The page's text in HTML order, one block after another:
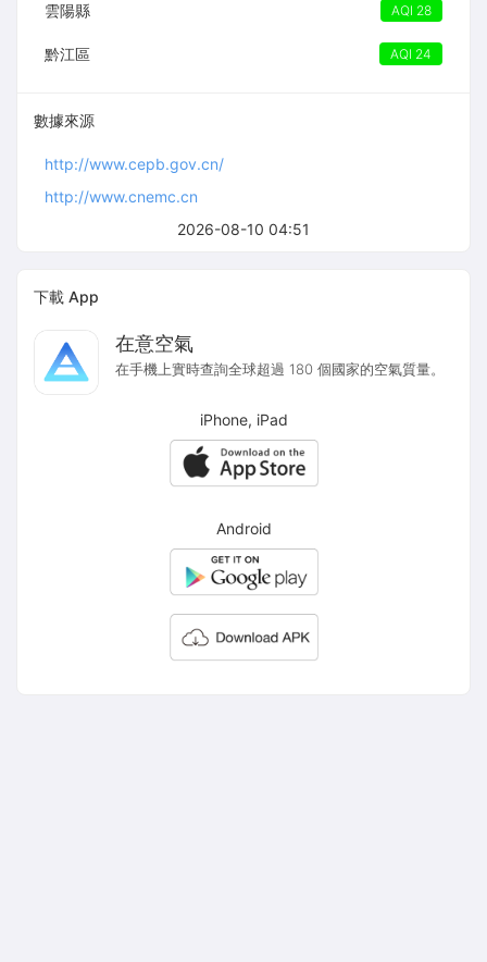
2026-08-10 04:51
雲陽縣 AQI 28
黔江區 AQI 24
數據來源
http://www.cepb.gov.cn/
http://www.cnemc.cn
下載 App
在意空氣
在手機上實時查詢全球超過 180 個國家的空氣質量。
iPhone, iPad
Android